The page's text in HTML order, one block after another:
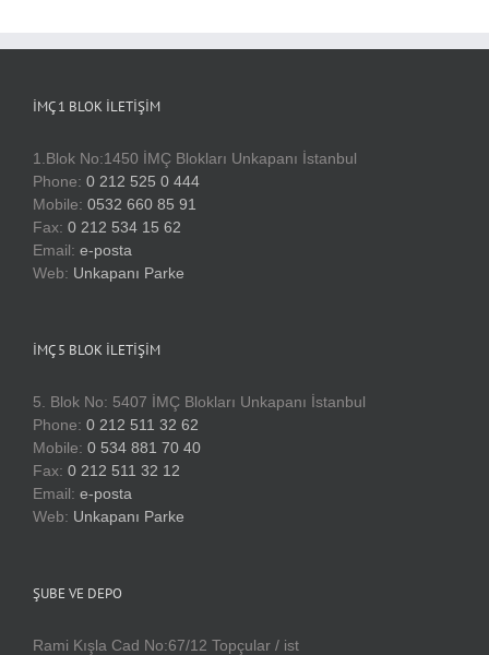
İMÇ 1 BLOK İLETIŞIM
1.Blok No:1450 İMÇ Blokları Unkapanı İstanbul
Phone: 0 212 525 0 444
Mobile: 0532 660 85 91
Fax: 0 212 534 15 62
Email: e-posta
Web: Unkapanı Parke
İMÇ 5 BLOK İLETIŞIM
5. Blok No: 5407 İMÇ Blokları Unkapanı İstanbul
Phone: 0 212 511 32 62
Mobile: 0 534 881 70 40
Fax: 0 212 511 32 12
Email: e-posta
Web: Unkapanı Parke
ŞUBE VE DEPO
Rami Kışla Cad No:67/12 Topçular / ist